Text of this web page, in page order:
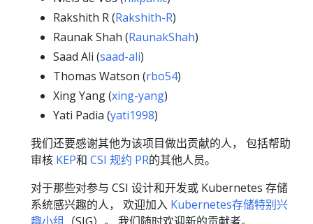
Rakshith R (Rakshith-R)
Raunak Shah (RaunakShah)
Saad Ali (saad-ali)
Thomas Watson (rbo54)
Xing Yang (xing-yang)
Yati Padia (yati1998)
我们还要感谢其他为该项目做出贡献的人， 包括帮助
审核 KEP和 CSI 规约 PR的其他人员。
对于那些对参与 CSI 设计和开发或 Kubernetes 存储
系统感兴趣的人， 欢迎加入 Kubernetes存储特别兴